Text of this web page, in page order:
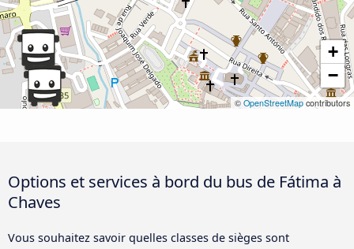
+
−
© OpenStreetMap contributors
Options et services à bord du bus de Fátima à
Chaves
Vous souhaitez savoir quelles classes de sièges sont